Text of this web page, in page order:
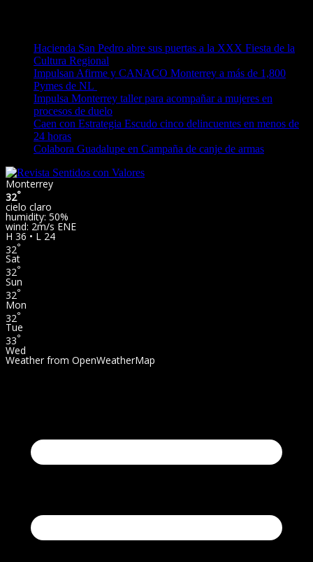
Hacienda San Pedro abre sus puertas a la XXX Fiesta de la
Cultura Regional
Impulsan Afirme y CANACO Monterrey a más de 1,800
Pymes de NL
Impulsa Monterrey taller para acompañar a mujeres en
procesos de duelo
Caen con Estrategia Escudo cinco delincuentes en menos de
24 horas
Colabora Guadalupe en Campaña de canje de armas
Monterrey
32°
cielo claro
humidity: 50%
wind: 2m/s ENE
H 36 • L 24
32°
Sat
32°
Sun
32°
Mon
32°
Tue
33°
Wed
Weather from OpenWeatherMap